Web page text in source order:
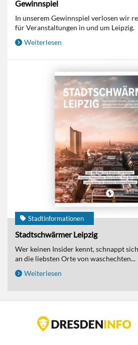
Gewinnspiel
In unserem Gewinnspiel verlosen wir
für Veranstaltungen in und um Leipzig.
Weiterlesen
Stadtinformationen
Stadtschwärmer Leipzig
Wer keinen Insider kennt, schnappt
an die liebsten Orte von waschechten...
Weiterlesen